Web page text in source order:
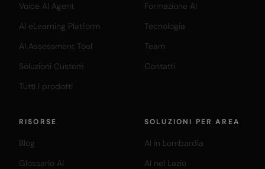
Voice AI Agent
AI eLearning Platform
AI Assessment Tool
Soluzioni Custom
Tutti i prodotti
Formazione AI
Tecnologia
Team
Contatti
RISORSE
Blog
Glossario AI
SOLUZIONI PER AREA
AI in Lombardia
AI nel Lazio